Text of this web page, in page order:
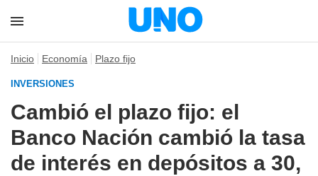
Inicio Economía Plazo fijo
INVERSIONES
Cambió el plazo fijo: el
Banco Nación cambió la tasa
de interés en depósitos a 30,